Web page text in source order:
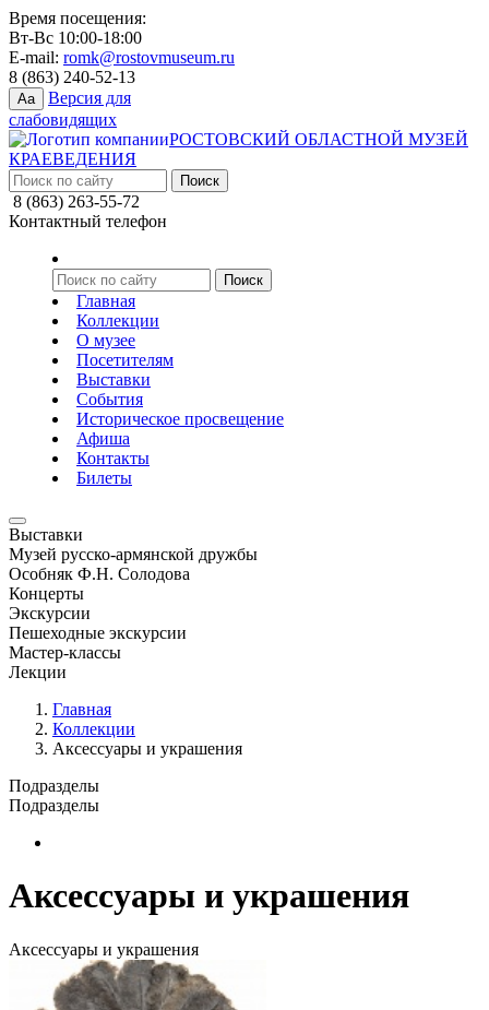
Время посещения:
Вт-Вс 10:00-18:00
E-mail: romk@rostovmuseum.ru
8 (863) 240-52-13
Aa
Версия для
слабовидящих
РОСТОВСКИЙ ОБЛАСТНОЙ МУЗЕЙ
КРАЕВЕДЕНИЯ
8 (863) 263-55-72
Контактный телефон
Главная
Коллекции
О музее
Посетителям
Выставки
События
Историческое просвещение
Афиша
Контакты
Билеты
Выставки
Музей русско-армянской дружбы
Особняк Ф.Н. Солодова
Концерты
Экскурсии
Пешеходные экскурсии
Мастер-классы
Лекции
Главная
Коллекции
Аксессуары и украшения
Подразделы
Подразделы
Аксессуары и украшения
Аксессуары и украшения